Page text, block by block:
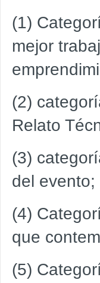
(1)
mejor
(2)
Relato
(3)
del evento;
(4)
que
(5)